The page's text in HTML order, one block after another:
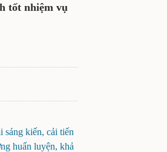
tốt nhiệm vụ
kiến, cải tiến
huấn luyện, khả